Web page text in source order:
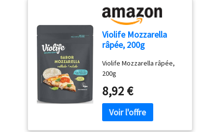
Violife Mozzarella
râpée, 200g
Violife Mozzarella râpée,
200g
8,92 €